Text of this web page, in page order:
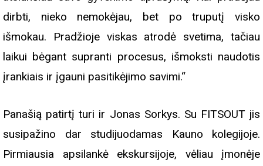
dirbti, nieko nemokėjau, bet po truputį visko
išmokau. Pradžioje viskas atrodė svetima, tačiau
laikui bėgant supranti procesus, išmoksti naudotis
įrankiais ir įgauni pasitikėjimo savimi.“
Panašią patirtį turi ir Jonas Sorkys. Su FITSOUT jis
susipažino dar studijuodamas Kauno kolegijoje.
Pirmiausia apsilankė ekskursijoje, vėliau įmonėje